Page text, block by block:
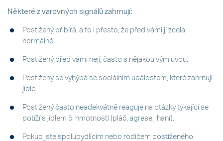
Některé z varovných signálů zahrnují:
Postižený přibírá, a to i přesto, že před vámi jí zcela
normálně.
Postižený před vámi nejí, často s nějakou výmluvou.
Postižený se vyhýbá se sociálním událostem, které zahrnují
jídlo.
Postižený často neadekvátně reaguje na otázky týkající se
potíží s jídlem či hmotností (pláč, agrese, lhaní).
Pokud jste spolubydlícím nebo rodičem postiženého,